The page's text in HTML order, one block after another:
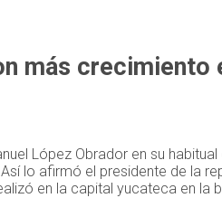
más
López Obrador en su
lo afirmó el presidente de la
en la capital yucateca en la